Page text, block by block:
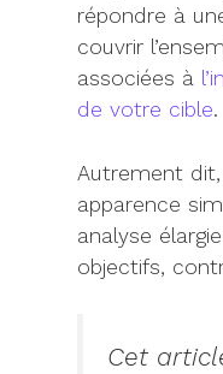
répondre à
couvrir
associées à
de votre cible.
Autrement
apparence
analyse
objectifs,
Cet